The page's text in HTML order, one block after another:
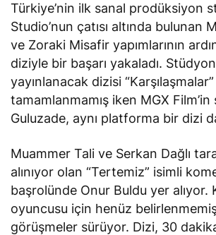
Türkiye’nin ilk sanal prodüksiyon
Studio’nun çatısı altında bulunan
ve Zoraki Misafir yapımlarının
diziyle bir başarı yakaladı.
yayınlanacak dizisi
tamamlanmamış iken MGX
Guluzade, aynı platforma bir dizi
Muammer Tali ve Serkan Dağlı
alınıyor olan “Tertemiz” isimli
başrolünde Onur Buldu yer alıyor.
oyuncusu için henüz
görüşmeler sürüyor. Dizi, 30